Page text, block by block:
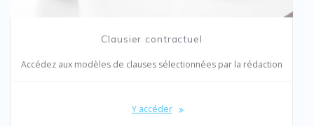
Clausier contractuel
Accédez aux modèles de clauses sélectionnées par la rédaction
Y accéder